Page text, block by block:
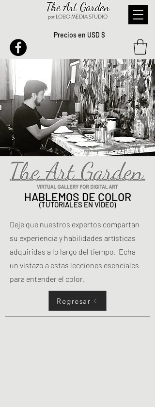
The Art Garden
por LOBO MEDIA STUDIO
Precios en USD $
HABLEMOS DE COLOR
(TUTORIALES EN VÍDEO)
Deje que nuestros expertos compartan
su experiencia y habilidades artísticas
adquiridas a lo largo del tiempo. Echa
un vistazo a estas lecciones esenciales
para entender el color.
Regresar